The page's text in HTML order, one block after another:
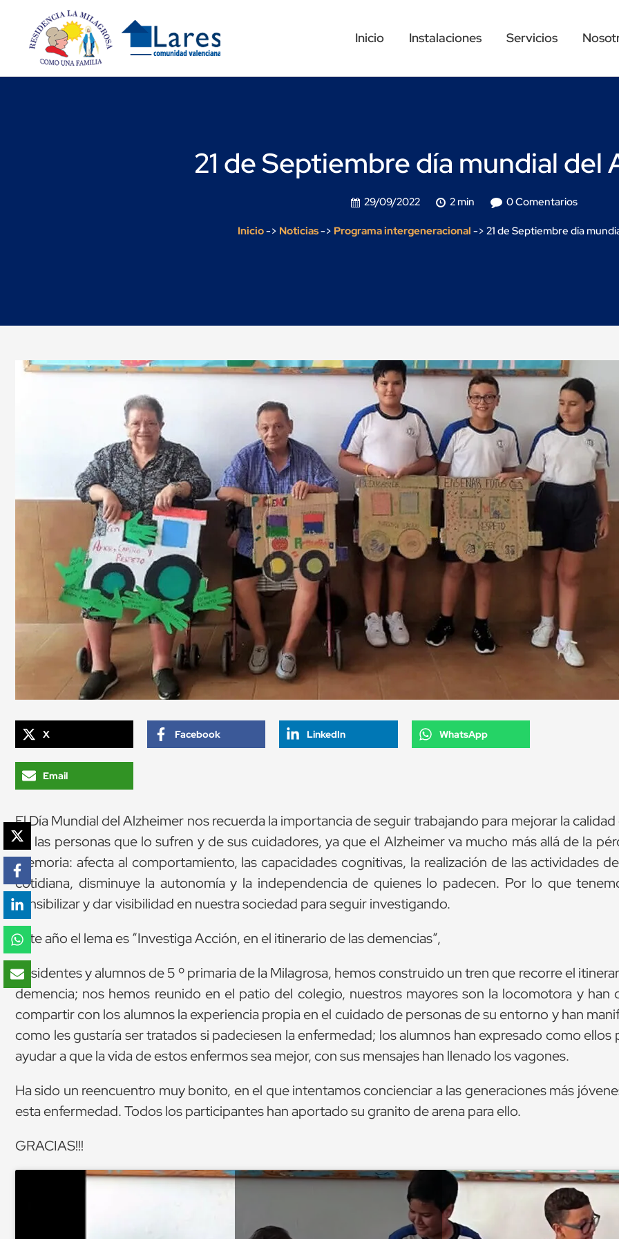
Inicio Instalaciones Servicios
21 de Septiembre día mundial del
29/09/2022 2 min 0 Comentarios
Inicio-> Noticias-> Programa intergeneracional -> 21 de Septiembre día
X Facebook LinkedIn WhatsApp
Email
El Día Mundial del Alzheimer nos recuerda la importancia de seguir trabajando para mejorar la
de las personas que lo sufren y de sus cuidadores, ya que el Alzheimer va mucho más allá de la
memoria: afecta al comportamiento, las capacidades cognitivas, la realización de las actividades
cotidiana, disminuye la autonomía y la independencia de quienes lo padecen. Por lo que
sensibilizar y dar visibilidad en nuestra sociedad para seguir investigando.
Este año el lema es “Investiga Acción, en el itinerario de las demencias”,
Residentes y alumnos de 5 º primaria de la Milagrosa, hemos construido un tren que recorre el
demencia; nos hemos reunido en el patio del colegio, nuestros mayores son la locomotora y han
compartir con los alumnos la experiencia propia en el cuidado de personas de su entorno y han
como les gustaría ser tratados si padeciesen la enfermedad; los alumnos han expresado como ellos
ayudar a que la vida de estos enfermos sea mejor, con sus mensajes han llenado los vagones.
Ha sido un reencuentro muy bonito, en el que intentamos concienciar a las generaciones más
esta enfermedad. Todos los participantes han aportado su granito de arena para ello.
GRACIAS!!!